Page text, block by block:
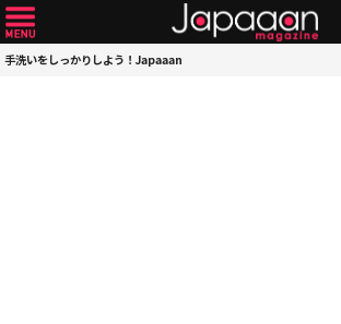
手洗いをしっかりしよう！Japaaan